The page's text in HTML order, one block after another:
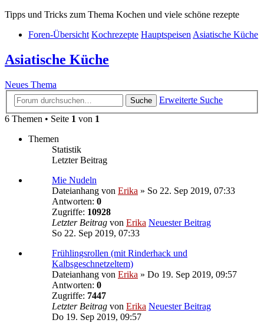
Tipps und Tricks zum Thema Kochen und viele schöne rezepte
Foren-Übersicht Kochrezepte Hauptspeisen Asiatische Küche
Asiatische Küche
Neues Thema
Suche
Erweiterte Suche
6 Themen • Seite 1 von 1
Themen
Statistik
Letzter Beitrag
Mie Nudeln
Dateianhang von Erika » So 22. Sep 2019, 07:33
Antworten: 0
Zugriffe: 10928
Letzter Beitrag von Erika Neuester Beitrag
So 22. Sep 2019, 07:33
Frühlingsrollen (mit Rinderhack und
Kalbsgeschnetzeltem)
Dateianhang von Erika » Do 19. Sep 2019, 09:57
Antworten: 0
Zugriffe: 7447
Letzter Beitrag von Erika Neuester Beitrag
Do 19. Sep 2019, 09:57